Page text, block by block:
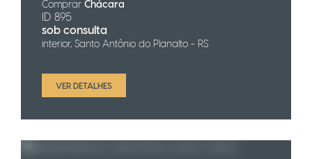
Comprar Chácara
ID 895
sob consulta
interior, Santo Antônio do Planalto - RS
VER DETALHES